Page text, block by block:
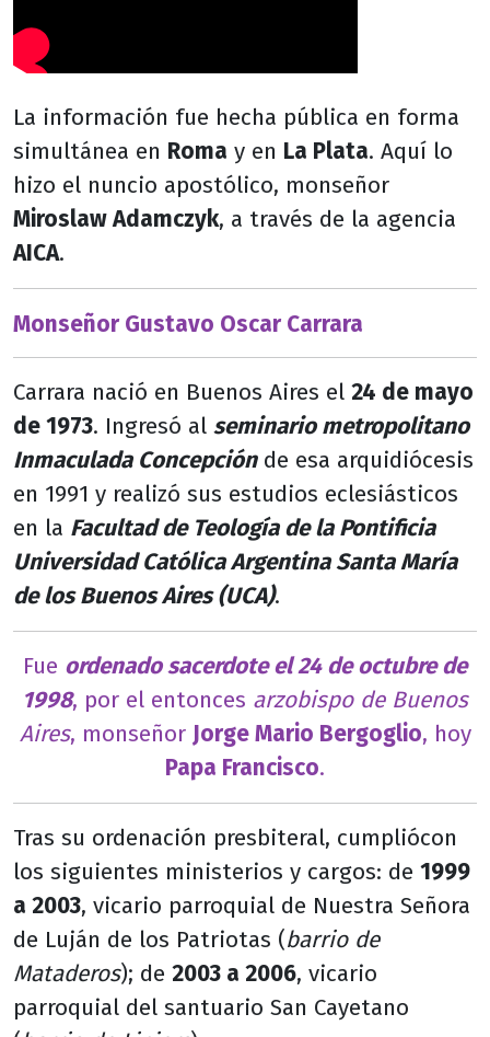
La información fue hecha pública en forma
simultánea en Roma y en La Plata. Aquí lo
hizo el nuncio apostólico, monseñor
Miroslaw Adamczyk, a través de la agencia
AICA.
Monseñor Gustavo Oscar Carrara
Carrara nació en Buenos Aires el 24 de mayo
de 1973. Ingresó al seminario metropolitano
Inmaculada Concepciónde esa arquidiócesis
en 1991 y realizó sus estudios eclesiásticos
en la Facultad de Teología de la Pontificia
Universidad Católica Argentina Santa María
de los Buenos Aires (UCA).
Fue ordenado sacerdote el 24 de octubre de
1998, por el entonces arzobispo de Buenos
Aires, monseñor Jorge Mario Bergoglio, hoy
Papa Francisco.
Tras su ordenación presbiteral, cumpliócon
los siguientes ministerios y cargos: de 1999
a 2003, vicario parroquial de Nuestra Señora
de Luján de los Patriotas (barrio de
Mataderos); de 2003 a 2006, vicario
parroquial del santuario San Cayetano